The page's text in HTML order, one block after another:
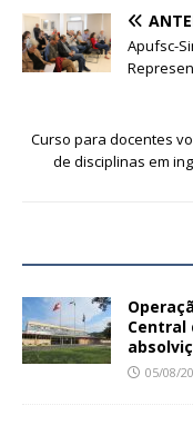
Apufsc-
Curso para docentes
de disciplinas em
Central
05/08/